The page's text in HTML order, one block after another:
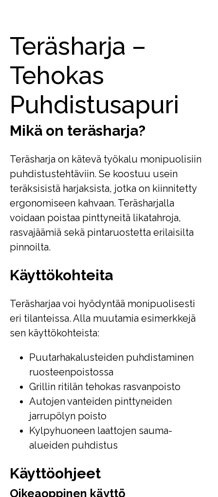
Teräsharja –
Tehokas
Puhdistusapuri
Mikä on teräsharja?
Teräsharja on kätevä työkalu monipuolisiin
puhdistustehtäviin. Se koostuu usein
teräksisistä harjaksista, jotka on kiinnitetty
ergonomiseen kahvaan. Teräsharjalla
voidaan poistaa pinttyneitä likatahroja,
rasvajäämiä sekä pintaruostetta erilaisilta
pinnoilta.
Käyttökohteita
Teräsharjaa voi hyödyntää monipuolisesti
eri tilanteissa. Alla muutamia esimerkkejä
sen käyttökohteista:
Puutarhakalusteiden puhdistaminen
ruosteenpoistossa
Grillin ritilän tehokas rasvanpoisto
Autojen vanteiden pinttyneiden
jarrupölyn poisto
Kylpyhuoneen laattojen sauma-
alueiden puhdistus
Käyttöohjeet
Oikeaoppinen käyttö